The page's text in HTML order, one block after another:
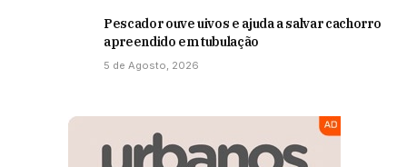
Pescador ouve uivos e ajuda a salvar cachorro
apreendido em tubulação
5 de Agosto, 2026